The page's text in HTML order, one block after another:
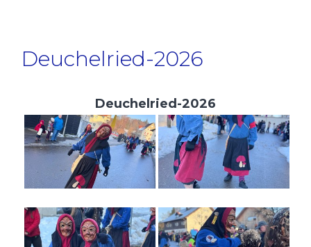
Deuchelried-2026
Deuchelried-2026